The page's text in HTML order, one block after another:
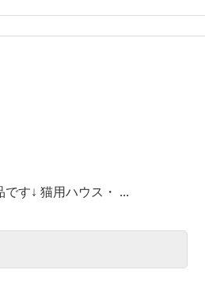
す↓ 猫用ハウス・ ...